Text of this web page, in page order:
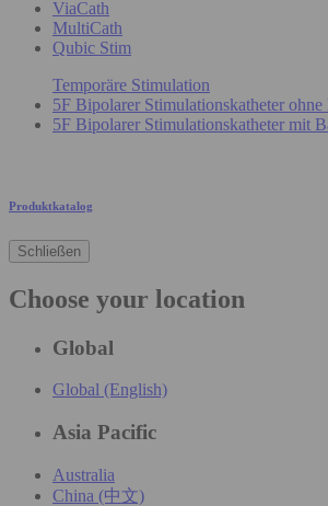
ViaCath
MultiCath
Qubic Stim
Temporäre Stimulation
5F Bipolarer Stimulationskatheter ohne
5F Bipolarer Stimulationskatheter mit
Produktkatalog
Schließen
Choose your location
Global
Global (English)
Asia Pacific
Australia
China (中文)